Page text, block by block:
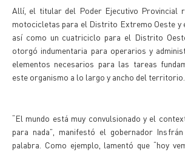
Allí, el titular del Poder Ejecutivo Provincial
motocicletas para el Distrito Extremo Oeste y
así como un cuatriciclo para el Distrito
otorgó indumentaria para operarios y
elementos necesarios para las tareas
este organismo a lo largo y ancho del territorio.
“El mundo está muy convulsionado y el
para nada”, manifestó el gobernador
palabra. Como ejemplo, lamentó que “hoy